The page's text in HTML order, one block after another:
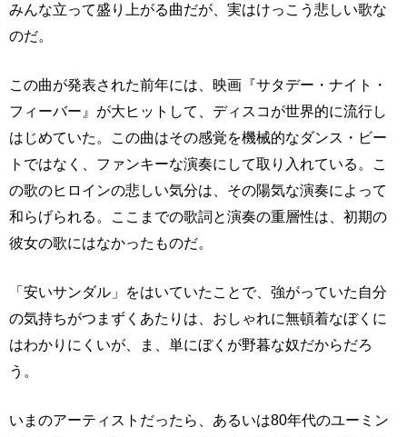
みんな立って盛り上がる曲だが、実はけっこう悲しい歌な
のだ。
この曲が発表された前年には、映画『サタデー・ナイト・
フィーバー』が大ヒットして、ディスコが世界的に流行し
はじめていた。この曲はその感覚を機械的なダンス・ビー
トではなく、ファンキーな演奏にして取り入れている。こ
の歌のヒロインの悲しい気分は、その陽気な演奏によって
和らげられる。ここまでの歌詞と演奏の重層性は、初期の
彼女の歌にはなかったものだ。
「安いサンダル」をはいていたことで、強がっていた自分
の気持ちがつまずくあたりは、おしゃれに無頓着なぼくに
はわかりにくいが、ま、単にぼくが野暮な奴だからだろ
う。
いまのアーティストだったら、あるいは80年代のユーミン